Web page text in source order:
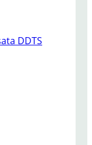
DDTS